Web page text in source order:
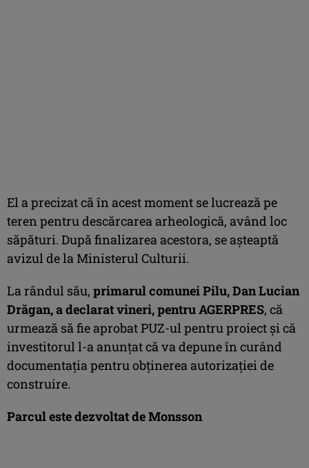
El a precizat că în acest moment se lucrează pe
teren pentru descărcarea arheologică, având loc
săpături. După finalizarea acestora, se aşteaptă
avizul de la Ministerul Culturii.
La rândul său, primarul comunei Pilu, Dan Lucian
Drăgan, a declarat vineri, pentru AGERPRES, că
urmează să fie aprobat PUZ-ul pentru proiect şi că
investitorul l-a anunţat că va depune în curând
documentaţia pentru obţinerea autorizaţiei de
construire.
Parcul este dezvoltat de Monsson